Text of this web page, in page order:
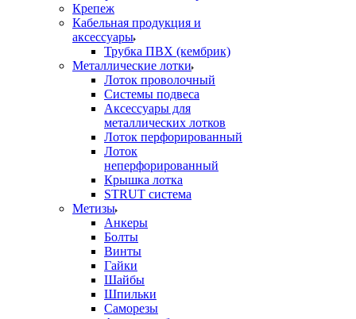
Крепеж
Кабельная продукция и
аксессуары
Трубка ПВХ (кембрик)
Металлические лотки
Лоток проволочный
Системы подвеса
Аксессуары для
металлических лотков
Лоток перфорированный
Лоток
неперфорированный
Крышка лотка
STRUT система
Метизы
Анкеры
Болты
Винты
Гайки
Шайбы
Шпильки
Саморезы